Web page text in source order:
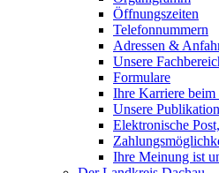
Öffnungszeiten
Telefonnummern
Adressen &
Unsere
Formulare
Ihre Karriere beim
Unsere
Elektronische
Ihre Meinung ist